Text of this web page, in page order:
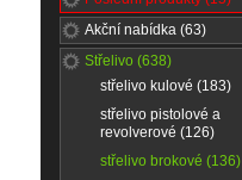
Akční nabídka (63)
Střelivo (638)
střelivo kulové (183)
střelivo pistolové a
revolverové (126)
střelivo brokové (136)